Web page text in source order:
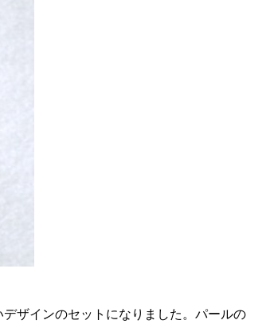
ザインのセットになりました。パールの